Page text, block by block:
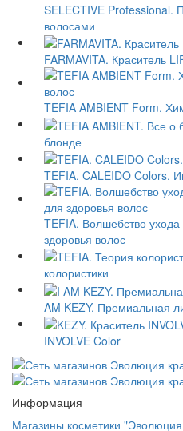
SELECTIVE Professional.
волосами
FARMAVITA. Краситель
TEFIA AMBIENT Form.
блонде
TEFIA. CALEIDO Colors.
TEFIA. Волшебство
здоровья волос
колористики
AM KEZY. Премиальная
INVOLVE Color
Информация
Магазины косметики